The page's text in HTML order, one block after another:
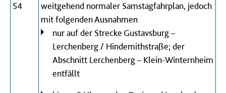
54
weitgehend normaler Samstagfahrplan, jedoch
mit folgenden Ausnahmen
nur auf der Strecke Gustavsburg –
Lerchenberg / Hindemithstraße; der
Abschnitt Lerchenberg – Klein-Winternheim
entfällt